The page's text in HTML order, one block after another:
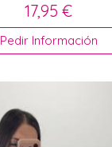
17,95 €
Pedir Información